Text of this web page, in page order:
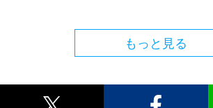
もっと見る